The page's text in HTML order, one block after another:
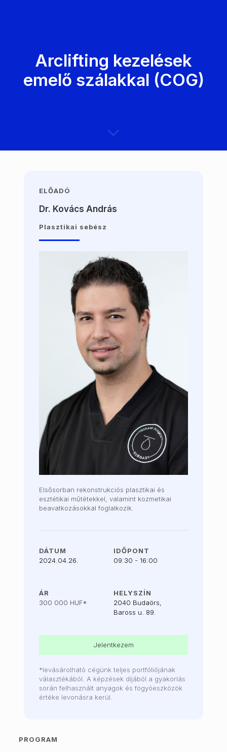
Arclifting kezelések
emelő szálakkal (COG)
ELŐADÓ
Dr. Kovács András
Plasztikai sebész
Elsősorban rekonstrukciós plasztikai és
esztétikai műtétekkel, valamint kozmetikai
beavatkozásokkal foglalkozik.
DÁTUM
2024.04.26.
IDŐPONT
09:30 - 16:00
ÁR
300 000 HUF*
HELYSZÍN
2040 Budaörs,
Baross u. 89.
Jelentkezem
*levásárolható cégünk teljes portfóliójának
választékából. A képzések díjából a gyakorlás
során felhasznált anyagok és fogyóeszközök
értéke levonásra kerül.
PROGRAM